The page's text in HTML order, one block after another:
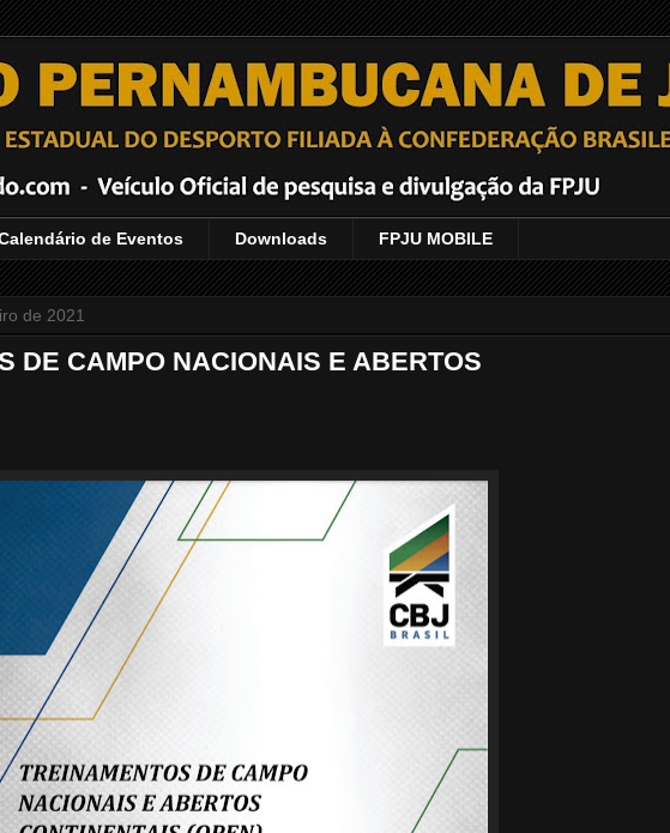
de Eventos Downloads FPJU MOBILE
de 2021
DE CAMPO NACIONAIS E ABERTOS